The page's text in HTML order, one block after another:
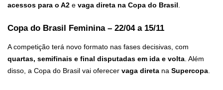
acessos para o A2 e vaga direta na Copa do Brasil
Copa do Brasil Feminina – 22/04 a 15/11
A competição terá novo formato nas fases decisivas, com
quartas, semifinais e final disputadas em ida e volta. Além
disso, a Copa do Brasil vai oferecer vaga direta na Supercopa.